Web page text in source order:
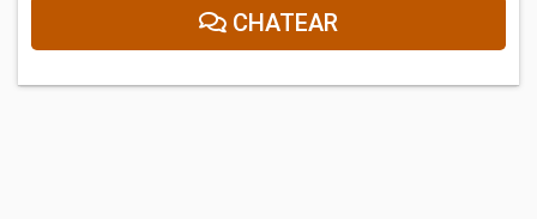
CHATEAR